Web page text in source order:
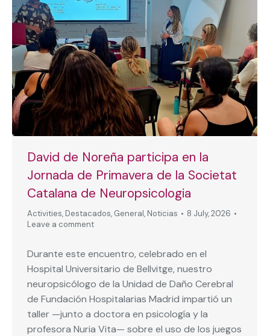
David de Noreña participa en la
Jornada de Primavera de la Societat
Catalana de Neuropsicologia
Activities, Destacados, General, Noticias
8 July, 2026
Leave a comment
Durante este encuentro, celebrado en el
Hospital Universitario de Bellvitge, nuestro
neuropsicólogo de la Unidad de Daño Cerebral
de Fundación Hospitalarias Madrid impartió un
taller —junto a doctora en psicología y la
profesora Nuria Vita— sobre el uso de los juegos